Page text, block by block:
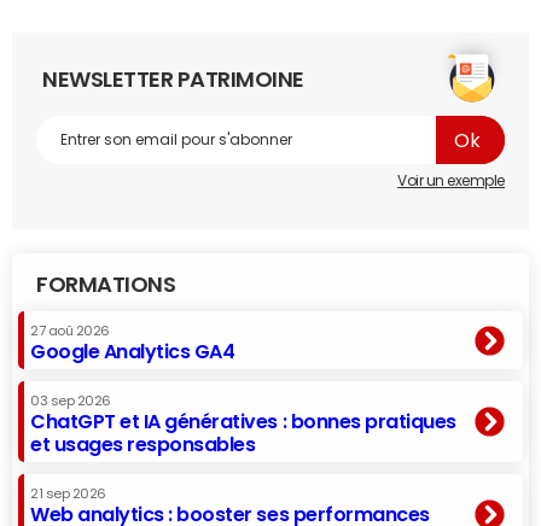
NEWSLETTER PATRIMOINE
Voir un exemple
FORMATIONS
27 aoû 2026
Google Analytics GA4
03 sep 2026
ChatGPT et IA génératives : bonnes pratiques
et usages responsables
21 sep 2026
Web analytics : booster ses performances